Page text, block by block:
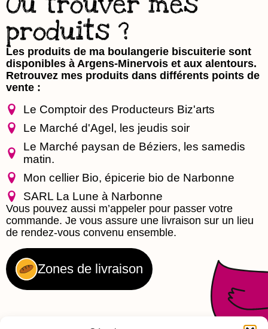
produits ?
Les produits de ma boulangerie biscuiterie sont
disponibles à Argens-Minervois et aux alentours.
Retrouvez mes produits dans différents points de
vente :
Le Comptoir des Producteurs Biz'arts
Le Marché d'Agel, les jeudis soir
Le Marché paysan de Béziers, les samedis
matin.
Mon cellier Bio, épicerie bio de Narbonne
SARL La Lune à Narbonne
Vous pouvez aussi m’appeler pour passer votre
commande. Je vous assure une livraison sur un lieu
de rendez-vous convenu ensemble.
Zones de livraison